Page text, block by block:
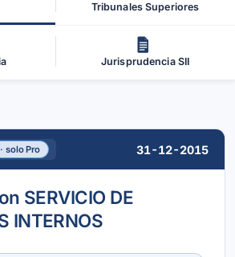
Tribunales Superiores
Jurisprudencia SII
solo Pro 31-12-2015
SERVICIO DE
INTERNOS